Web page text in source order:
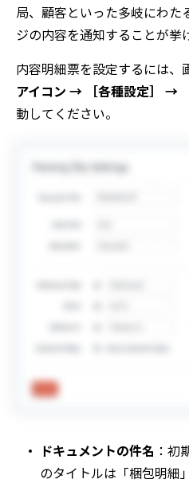
局、顧客といった多岐にわた
ジの内容を通知することが挙
内容明細票を設定するには、
アイコン → ［各種設定］ →
動してください。
ドキュメントの件名 ：初
のタイトルは「梱包明細